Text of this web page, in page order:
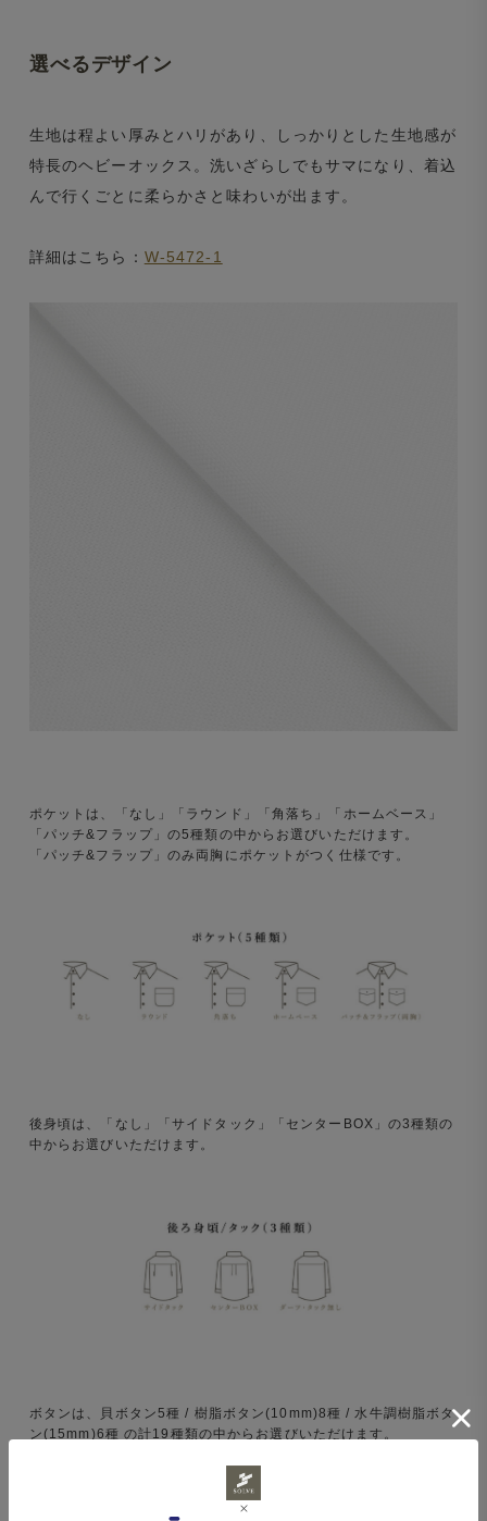
選べるデザイン
生地は程よい厚みとハリがあり、しっかりとした生地感が
特長のヘビーオックス。洗いざらしでもサマになり、着込
んで行くごとに柔らかさと味わいが出ます。
詳細はこちら： W-5472-1
ポケットは、「なし」「ラウンド」「角落ち」「ホームベース」
「パッチ&フラップ」の5種類の中からお選びいただけます。
「パッチ&フラップ」のみ両胸にポケットがつく仕様です。
後身頃は、「なし」「サイドタック」「センターBOX」の3種類の
中からお選びいただけます。
ボタンは、貝ボタン5種 / 樹脂ボタン(10mm)8種 / 水牛調樹脂ボタ
ン(15mm)6種 の計19種類の中からお選びいただけます。